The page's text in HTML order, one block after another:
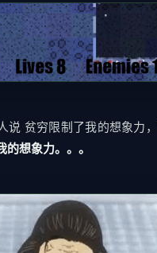
说 贫穷限制了我的想象力
想象力。。。